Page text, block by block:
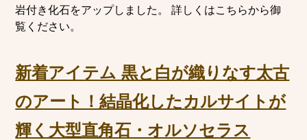
岩付き化石をアップしました。 詳しくはこちらから御
覧ください。
新着アイテム 黒と白が織りなす太古
のアート！結晶化したカルサイトが
輝く大型直角石・オルソセラス